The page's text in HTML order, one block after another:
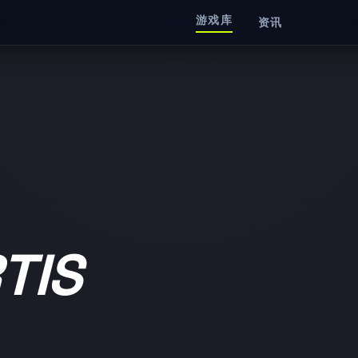
游戏库 资讯